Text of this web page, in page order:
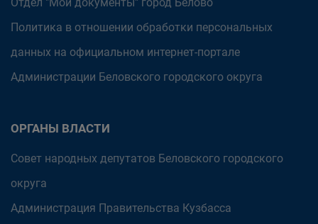
Политика в отношении обработки персональных
данных на официальном интернет-портале
Администрации Беловского городского округа
ОРГАНЫ ВЛАСТИ
Совет народных депутатов Беловского городского
округа
Администрация Правительства Кузбасса